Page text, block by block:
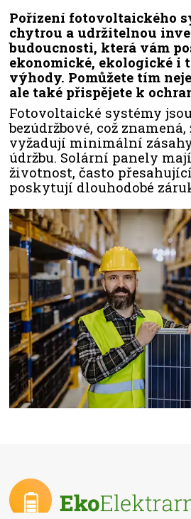
Pořízení fotovoltaického
chytrou a udržitelnou
budoucnosti, která vám
ekonomické, ekologické i
výhody. Pomůžete tím
ale také přispějete k
Fotovoltaické systémy
bezúdržbové, což
vyžadují minimální
údržbu. Solární panely
životnost, často
poskytují dlouhodobé